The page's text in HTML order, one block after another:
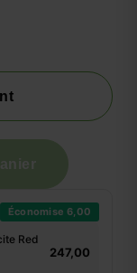
Économise 6,00
Red
247,00